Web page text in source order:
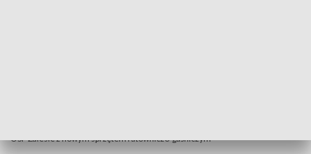
OSP Zalesie z nowym sprzętem ratowniczo-gaśniczym